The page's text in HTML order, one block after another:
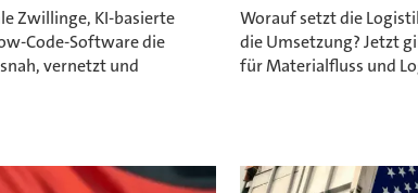
Zwillinge, KI-basierte
Code-Software die
vernetzt und
Worauf setzt die
die Umsetzung? Jetzt
für Materialfluss und